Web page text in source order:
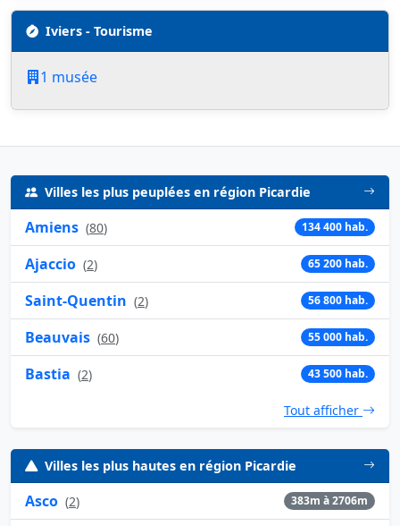
Iviers - Tourisme
1 musée
Villes les plus peuplées en région Picardie
Amiens (80) 134 400 hab.
Ajaccio (2) 65 200 hab.
Saint-Quentin (2) 56 800 hab.
Beauvais (60) 55 000 hab.
Bastia (2) 43 500 hab.
Tout afficher
Villes les plus hautes en région Picardie
Asco (2) 383m à 2706m